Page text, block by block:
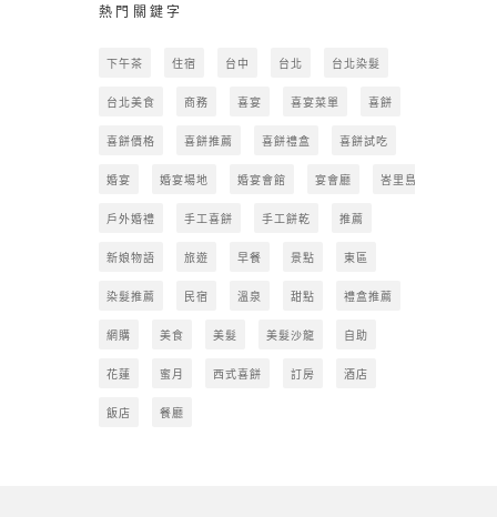
熱門關鍵字
下午茶 住宿 台中 台北 台北染髮
台北美食 商務 喜宴 喜宴菜單 喜餅
喜餅價格 喜餅推薦 喜餅禮盒 喜餅試吃
婚宴 婚宴場地 婚宴會館 宴會廳 峇里島
戶外婚禮 手工喜餅 手工餅乾 推薦
新娘物語 旅遊 早餐 景點 東區
染髮推薦 民宿 溫泉 甜點 禮盒推薦
網購 美食 美髮 美髮沙龍 自助
花蓮 蜜月 西式喜餅 訂房 酒店
飯店 餐廳